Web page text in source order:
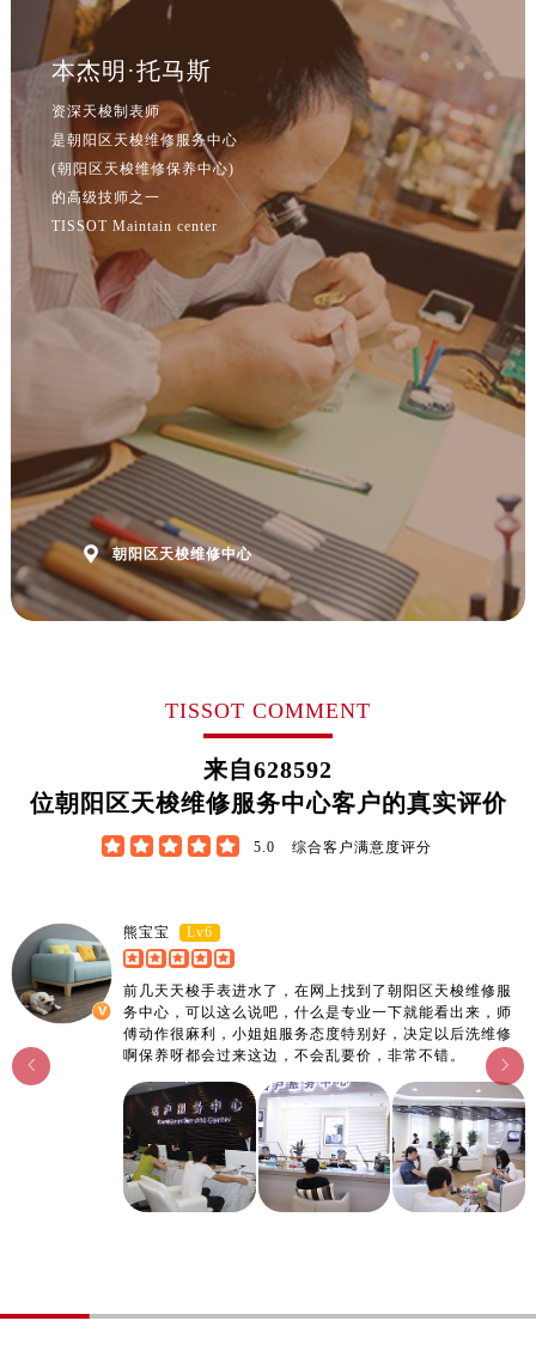
本杰明·托马斯
资深天梭制表师
是朝阳区天梭维修服务中心
(朝阳区天梭维修保养中心)
的高级技师之一
TISSOT Maintain center
 朝阳区天梭维修中心
TISSOT COMMENT
来自628592
位朝阳区天梭维修服务中心客户的真实评价
     5.0 综合客户满意度评分
熊宝宝 Lv6
前几天天梭手表进水了，在网上找到了朝阳区天梭维修服
务中心，可以这么说吧，什么是专业一下就能看出来，师
傅动作很麻利，小姐姐服务态度特别好，决定以后洗维修
啊保养呀都会过来这边，不会乱要价，非常不错。

